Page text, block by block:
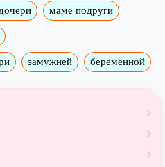
маме подруги
замужней беременной